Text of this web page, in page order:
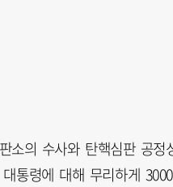
소의 수사와 탄핵심판 공
통령에 대해 무리하게